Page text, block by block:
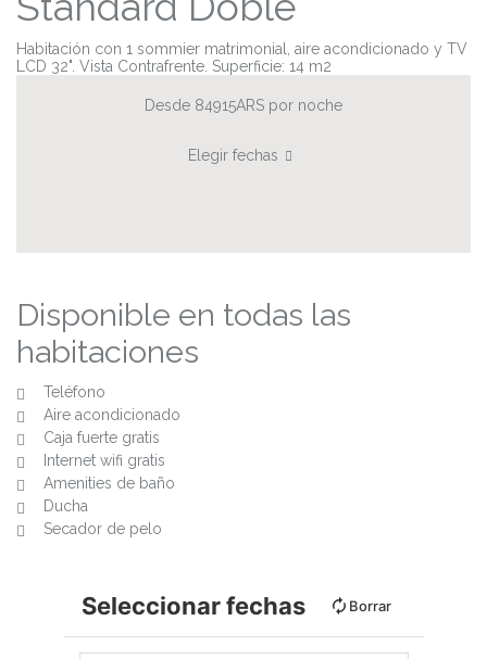
Habitación con 1 sommier matrimonial, aire acondicionado y TV
LCD 32". Vista Contrafrente. Superficie: 14 m2
Desde 84915ARS por noche
Elegir fechas
Disponible en todas las
habitaciones
Teléfono
Aire acondicionado
Caja fuerte gratis
Internet wifi gratis
Amenities de baño
Ducha
Secador de pelo
Seleccionar fechas Borrar